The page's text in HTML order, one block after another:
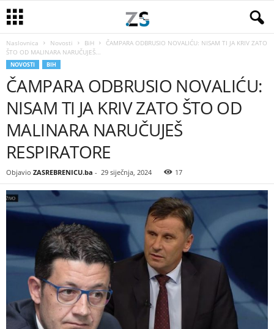
Naslovnica Novosti BiH
ČAMPARA ODBRUSIO NOVALIĆU: NISAM TI JA KRIV ZATO
ŠTO OD MALINARA NARUČUJEŠ...
NOVOSTI BIH
ČAMPARA ODBRUSIO NOVALIĆU:
NISAM TI JA KRIV ZATO ŠTO OD
MALINARA NARUČUJEŠ
RESPIRATORE
Objavio ZASREBRENICU.ba - 29 siječnja, 2024 17